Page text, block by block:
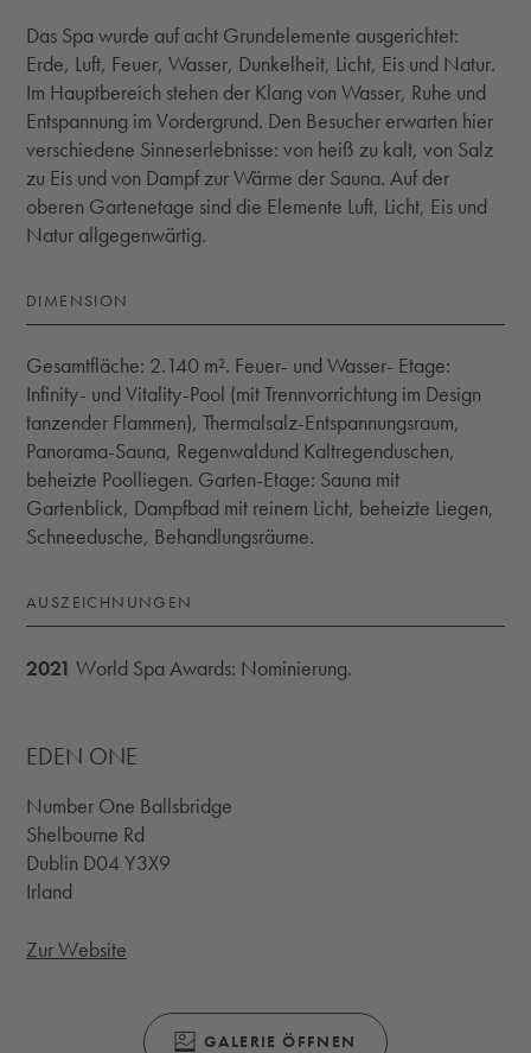
Das Spa wurde auf acht Grundelemente ausgerichtet:
Erde, Luft, Feuer, Wasser, Dunkelheit, Licht, Eis und Natur.
Im Hauptbereich stehen der Klang von Wasser, Ruhe und
Entspannung im Vordergrund. Den Besucher erwarten hier
verschiedene Sinneserlebnisse: von heiß zu kalt, von Salz
zu Eis und von Dampf zur Wärme der Sauna. Auf der
oberen Gartenetage sind die Elemente Luft, Licht, Eis und
Natur allgegenwärtig.
DIMENSION
Gesamtfläche: 2.140 m². Feuer- und Wasser- Etage:
Infinity- und Vitality-Pool (mit Trennvorrichtung im Design
tanzender Flammen), Thermalsalz-Entspannungsraum,
Panorama-Sauna, Regenwaldund Kaltregenduschen,
beheizte Poolliegen. Garten-Etage: Sauna mit
Gartenblick, Dampfbad mit reinem Licht, beheizte Liegen,
Schneedusche, Behandlungsräume.
AUSZEICHNUNGEN
2021 World Spa Awards: Nominierung.
EDEN ONE
Number One Ballsbridge
Shelbourne Rd
Dublin D04 Y3X9
Irland
Zur Website
GALERIE ÖFFNEN
(ÖFFNET SICH IN EINEM MODALEN